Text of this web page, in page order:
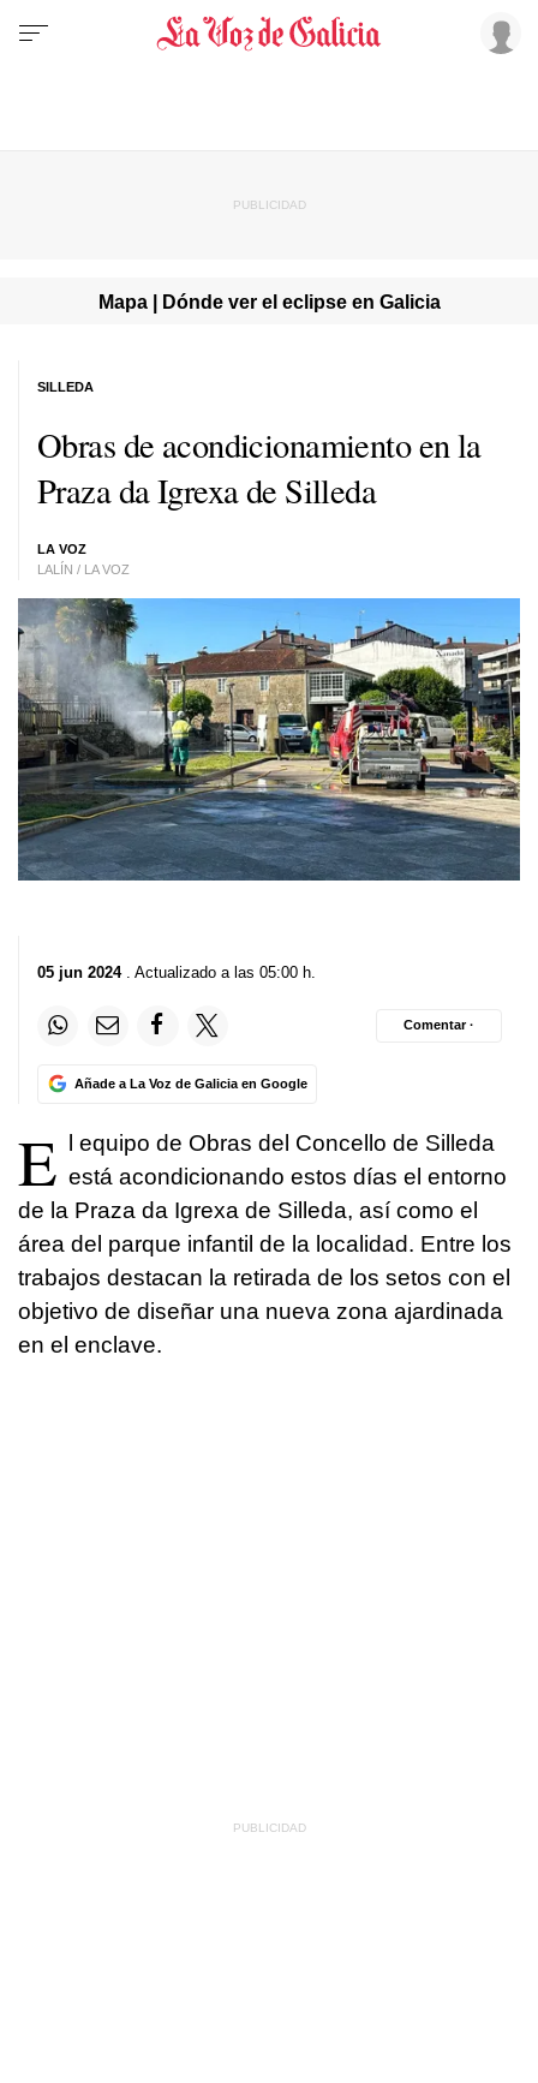
Mapa | Dónde ver el eclipse en Galicia
Obras de acondicionamiento en la
Praza da Igrexa de Silleda
LA VOZ
LALÍN / LA VOZ
SILLEDA
05 jun 2024. Actualizado a las 05:00 h.
Añade a La Voz de Galicia en Google
Comentar ·
E l equipo de Obras del Concello de Silleda
está acondicionando estos días el entorno
de la Praza da Igrexa de Silleda, así como el
área del parque infantil de la localidad. Entre los
trabajos destacan la retirada de los setos con el
objetivo de diseñar una nueva zona ajardinada
en el enclave.